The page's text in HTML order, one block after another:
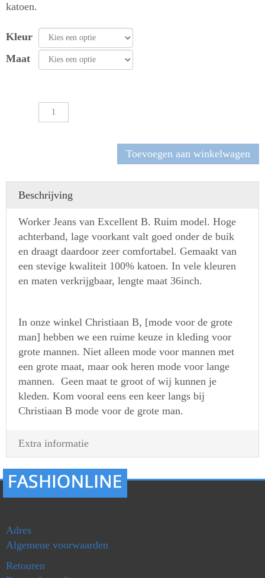
katoen.
Kleur
Maat
Toevoegen aan winkelwagen
Beschrijving
Worker Jeans van Excellent B. Ruim model. Hoge
achterband, lage voorkant valt goed onder de buik
en draagt daardoor zeer comfortabel. Gemaakt van
een stevige kwaliteit 100% katoen. In vele kleuren
en maten verkrijgbaar, lengte maat 36inch.
In onze winkel Christiaan B, [mode voor de grote
man] hebben we een ruime keuze in kleding voor
grote mannen. Niet alleen mode voor mannen met
een grote maat, maar ook heren mode voor lange
mannen. Geen maat te groot of wij kunnen je
kleden. Kom vooral eens een keer langs bij
Christiaan B mode voor de grote man.
Extra informatie
Adres
Algemene voorwaarden
Retouren